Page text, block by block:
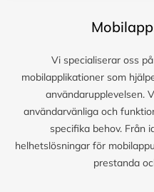
Vi specialiserar oss
mobilapplikationer som
användarupplevelsen.
användarvänliga och
specifika behov. Från
helhetslösningar för
prestanda